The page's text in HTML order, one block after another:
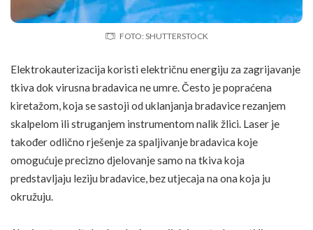
FOTO: SHUTTERSTOCK
Elektrokauterizacija koristi električnu energiju za zagrijavanje
tkiva dok virusna bradavica ne umre. Često je popraćena
kiretažom, koja se sastoji od uklanjanja bradavice rezanjem
skalpelom ili struganjem instrumentom nalik žlici. Laser je
također odlično rješenje za spaljivanje bradavica koje
omogućuje precizno djelovanje samo na tkiva koja
predstavljaju leziju bradavice, bez utjecaja na ona koja ju
okružuju.